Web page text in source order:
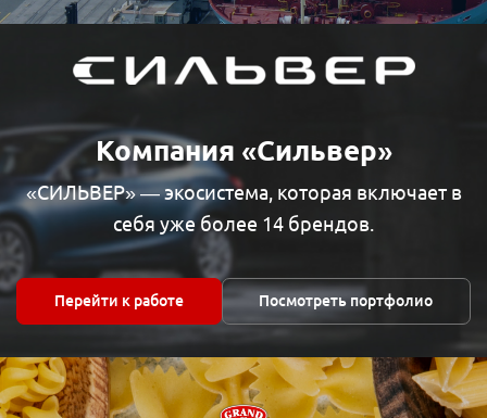
Компания «Сильвер»
«СИЛЬВЕР» — экосистема, которая включает в
себя уже более 14 брендов.
Перейти к работе Посмотреть портфолио